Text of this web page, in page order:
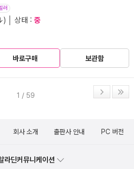
러
│ 상태 : 중
바로구매 보관함
1 / 59
회사 소개 출판사 안내 PC 버전
라딘커뮤니케이션